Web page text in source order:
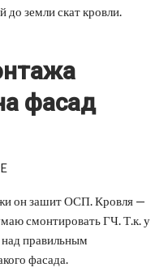
земли скат кровли.
фасад
он зашит ОСП. Кровля —
смонтировать ГЧ. Т.к. у
над правильным
фасада.